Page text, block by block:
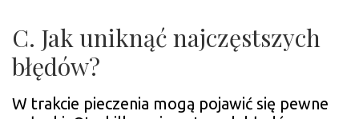
C. Jak uniknąć najczęstszych
błędów?
W trakcie pieczenia mogą pojawić się pewne